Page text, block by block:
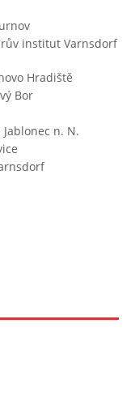
institut Varnsdorf
Hradiště
Bor
n. N.